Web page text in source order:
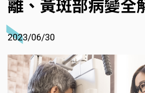
離、黃斑部病變全
2023/06/30